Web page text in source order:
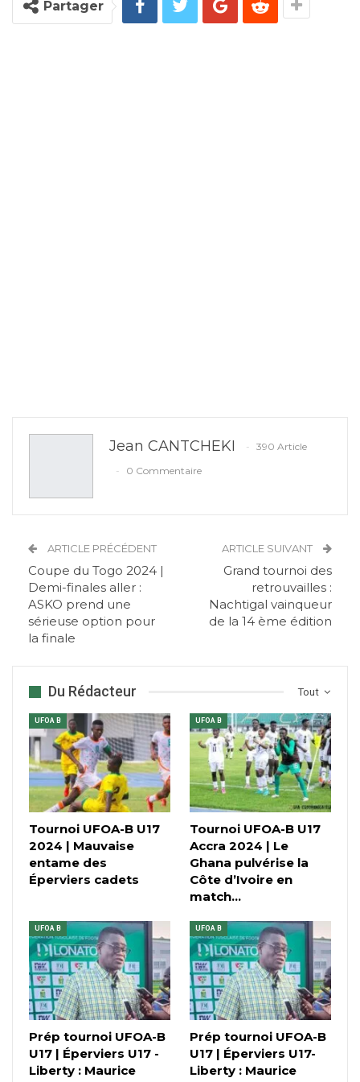
Partager
Jean CANTCHEKI
390 Article
0 Commentaire
ARTICLE PRÉCÉDENT
Coupe du Togo 2024 |
Demi-finales aller :
ASKO prend une
sérieuse option pour
la finale
ARTICLE SUIVANT
Grand tournoi des
retrouvailles :
Nachtigal vainqueur
de la 14 ème édition
Tout
Du Rédacteur
UFOA B
Tournoi UFOA-B U17
2024 | Mauvaise
entame des
Éperviers cadets
UFOA B
Tournoi UFOA-B U17
Accra 2024 | Le
Ghana pulvérise la
Côte d’Ivoire en
match…
UFOA B
Prép tournoi UFOA-B
U17 | Éperviers U17 -
Liberty : Maurice
UFOA B
Prép tournoi UFOA-B
U17 | Éperviers U17-
Liberty : Maurice